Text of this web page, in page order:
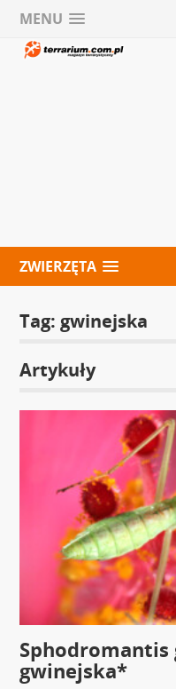
MENU
ZWIERZĘTA
Tag: gwinejska
Artykuły
Sphodromantis
gwinejska*